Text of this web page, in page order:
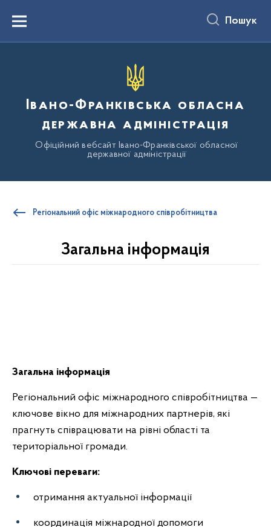
вмістуMenu Пошук
Івано-Франківська обласна
державна адміністрація
Офіційний вебсайт Івано-Франківської обласної
державної адміністрації
Регіональний офіс міжнародного співробітництва
Загальна інформація
Загальна інформація
Регіональний офіс міжнародного співробітництва —
ключове вікно для міжнародних партнерів, які
прагнуть співрацювати на рівні області та
територіальної громади.
Ключові переваги:
отримання актуальної інформації
координація міжнародної допомоги